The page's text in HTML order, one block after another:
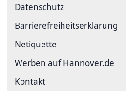
Datenschutz
Barriere­freiheits­erklärung
Netiquette
Werben auf Hannover.de
Kontakt